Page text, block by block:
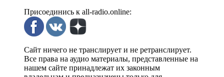
Присоединись к all-radio.online:
Сайт ничего не транслирует и не ретранслирует.
Все права на аудио материалы, представленные на
нашем сайте принадлежат их законным